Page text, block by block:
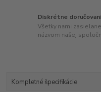
Diskrétne
Všetky nami
názvom našej
Kompletné špecifikácie